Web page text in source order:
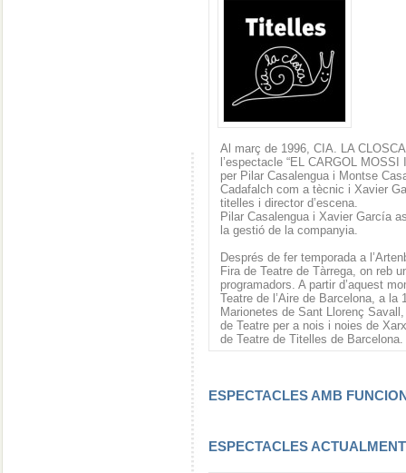
Al març de 1996, CIA. LA
l’espectacle “EL CARGOL
per Pilar Casalengua i Montse
Cadafalch com a tècnic i Xavier
titelles i director d’escena.
Pilar Casalengua i Xavier García
la gestió de la companyia.
Després de fer temporada a
Fira de Teatre de Tàrrega, on reb
programadors. A partir d’aquest
Teatre de l’Aire de Barcelona, a la
Marionetes de Sant Llorenç
de Teatre per a nois i noies de
de Teatre de Titelles de Barcelona.
ESPECTACLES AMB
ESPECTACLES